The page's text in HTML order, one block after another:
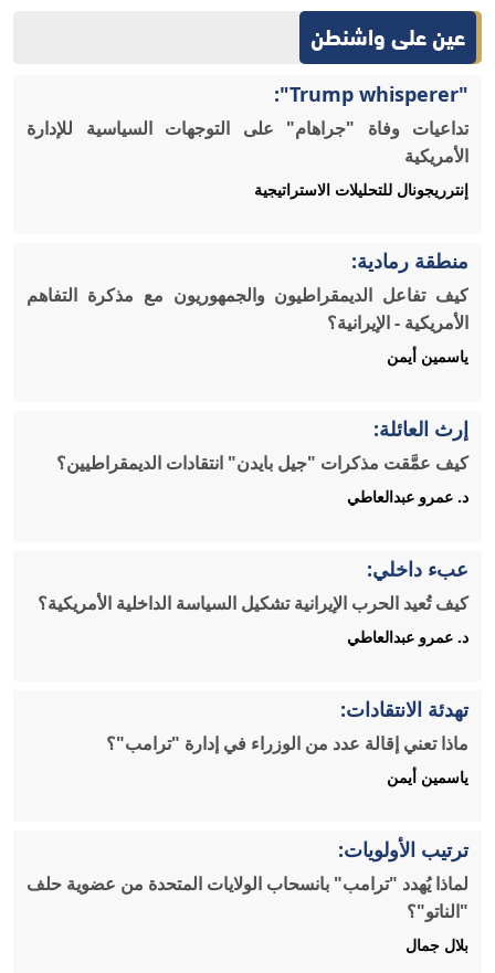
عين على واشنطن
"Trump whisperer":
تداعيات وفاة "جراهام" على التوجهات السياسية للإدارة
الأمريكية
إنترريجونال للتحليلات الاستراتيجية
منطقة رمادية:
كيف تفاعل الديمقراطيون والجمهوريون مع مذكرة التفاهم
الأمريكية - الإيرانية؟
ياسمين أيمن
إرث العائلة:
كيف عمَّقت مذكرات "جيل بايدن" انتقادات الديمقراطيين؟
د. عمرو عبدالعاطي
عبء داخلي:
كيف تُعيد الحرب الإيرانية تشكيل السياسة الداخلية الأمريكية؟
د. عمرو عبدالعاطي
تهدئة الانتقادات:
ماذا تعني إقالة عدد من الوزراء في إدارة "ترامب"؟
ياسمين أيمن
ترتيب الأولويات:
لماذا يُهدد "ترامب" بانسحاب الولايات المتحدة من عضوية حلف
"الناتو"؟
بلال جمال